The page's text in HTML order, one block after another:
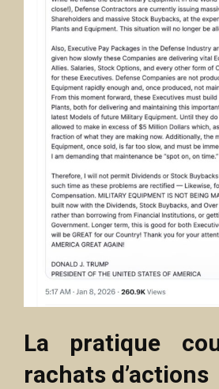
La pratique
rachats d’actions